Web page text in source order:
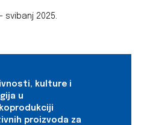
svibanj 2025.
kulture i
u
proizvoda za